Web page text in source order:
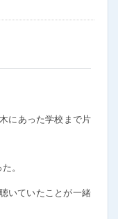
にあった学校まで片
。
いていたことが一緒